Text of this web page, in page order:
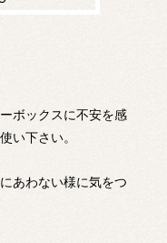
ボックスに不安を感
い下さい。
あわない様に気をつ